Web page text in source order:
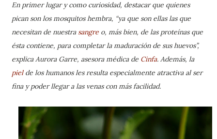
En primer lugar y como curiosidad, destacar que quienes
pican son los mosquitos hembra, “ya que son ellas las que
necesitan de nuestra sangre o, más bien, de las proteínas que
ésta contiene, para completar la maduración de sus huevos”,
explicaAurora Garre, asesora médica de Cinfa. Además, la
pielde los humanos les resulta especialmente atractiva al ser
fina y poder llegar a las venas con más facilidad.